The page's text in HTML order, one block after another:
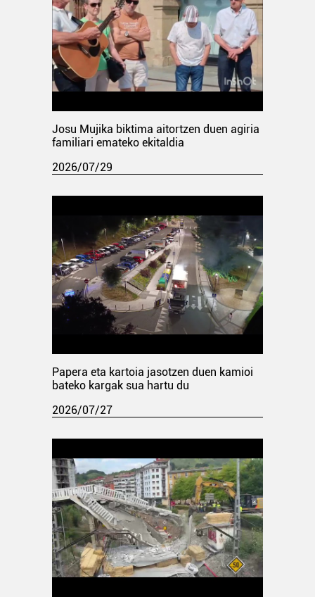
Josu Mujika biktima aitortzen duen agiria
familiari emateko ekitaldia
2026/07/29
Papera eta kartoia jasotzen duen kamioi
bateko kargak sua hartu du
2026/07/27